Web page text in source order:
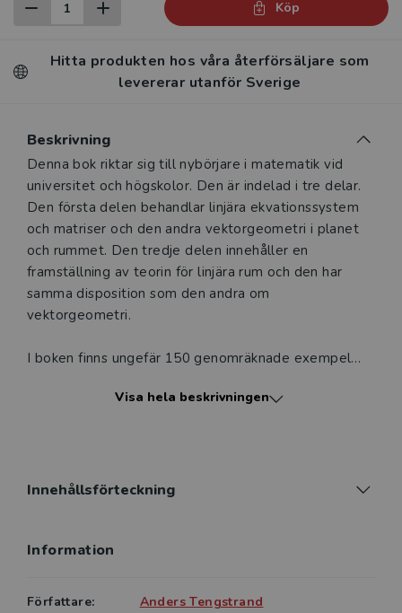
Köp
Hitta produkten hos våra återförsäljare som
levererar utanför Sverige
Beskrivning
Beskrivning
Denna bok riktar sig till nybörjare i matematik vid
universitet och högskolor. Den är indelad i tre delar.
Den första delen behandlar linjära ekvationssystem
och matriser och den andra vektorgeometri i planet
och rummet. Den tredje delen innehåller en
framställning av teorin för linjära rum och den har
samma disposition som den andra om
vektorgeometri.
I boken finns ungefär 150 genomräknade exempel
den första kursen i linjär algebra vid tekniska
koncentrera sig på de båda första delarna.
Visa hela beskrivningen
Innehållsförteckning
Information
Författare:
Anders Tengstrand